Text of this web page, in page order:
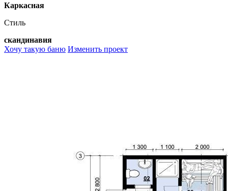
Каркасная
Стиль
скандинавия
Хочу такую баню Изменить проект